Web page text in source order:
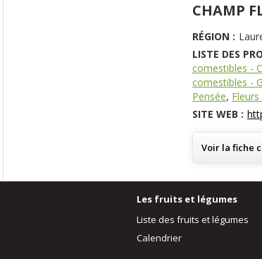
CHAMP
RÉGION :
LISTE DES
comestibles -
comestibles -
Pensée,
SITE WEB :
Voir la fiche
Les fruits et légumes
Liste des fruits et légumes
Calendrier